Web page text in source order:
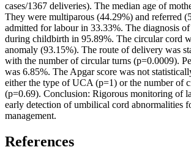
cases/1367 deliveries). The median age of
They were multiparous (44.29%) and referred
admitted for labour in 33.33%. The diagnosis
during childbirth in 95.89%. The circular cord
anomaly (93.15%). The route of delivery was
with the number of circular turns (p=0.0009).
was 6.85%. The Apgar score was not
either the type of UCA (p=1) or the number of
(p=0.69). Conclusion: Rigorous monitoring of
early detection of umbilical cord abnormalities
management.
References